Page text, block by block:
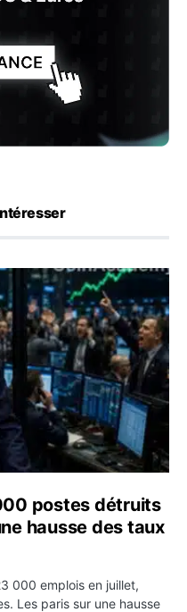
détruits en juillet, les
postes détruits
hausse des taux
000 emplois en juillet,
Les paris sur une hausse